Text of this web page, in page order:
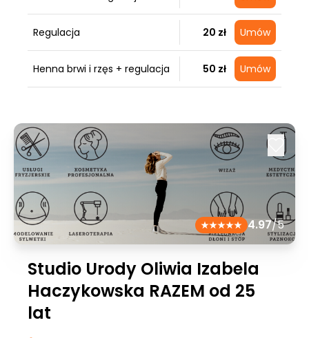
Regulacja 20 zł Umów
Henna brwi i rzęs + regulacja 50 zł Umów
4.97/5
Studio Urody Oliwia Izabela
Haczykowska RAZEM od 25
lat